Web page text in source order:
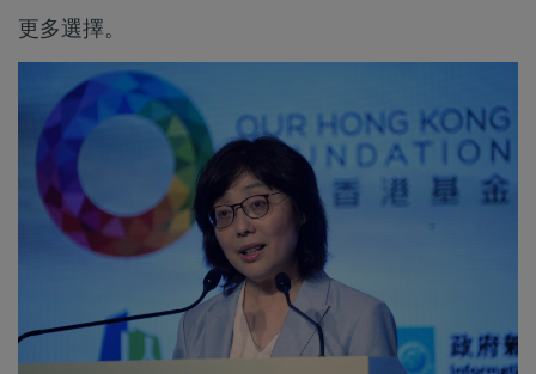
更多選擇。